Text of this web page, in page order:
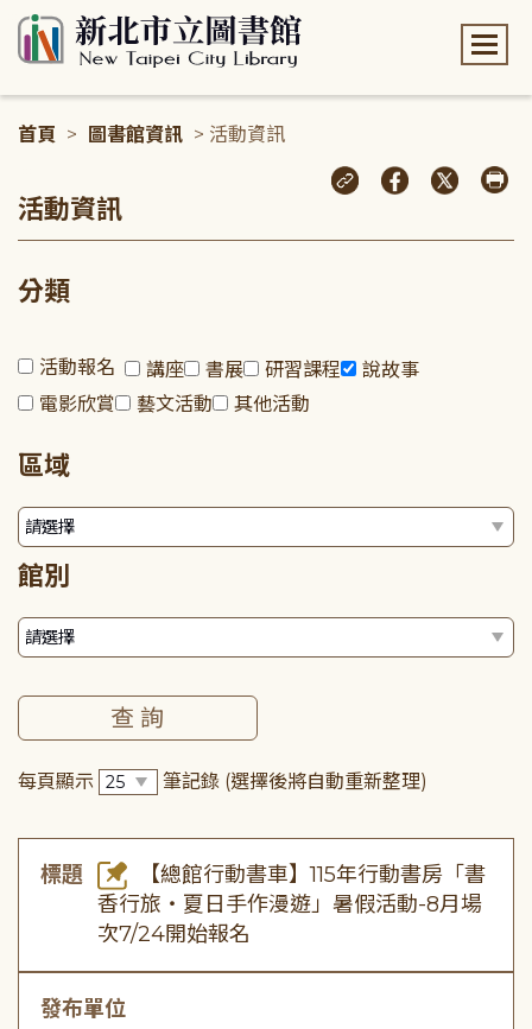
首頁 > 圖書館資訊 > 活動資訊
活動資訊
分類
活動報名 講座 書展 研習課程
說故事
電影欣賞
藝文活動 其他活動
區域
館別
每頁顯示 筆記錄 (選擇後將自動重新整理)
標題
【總館行動書車】115年行動書房「書
香行旅・夏日手作漫遊」暑假活動-8月場
次7/24開始報名
發布單位